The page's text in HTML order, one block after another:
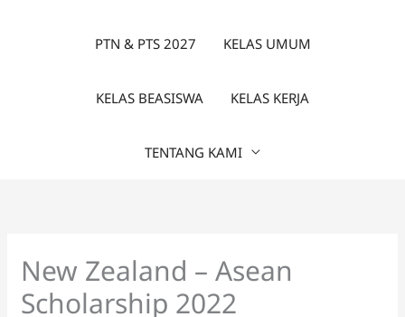
PTN & PTS 2027 KELAS UMUM
KELAS BEASISWA KELAS KERJA
TENTANG KAMI
New Zealand – Asean
Scholarship 2022